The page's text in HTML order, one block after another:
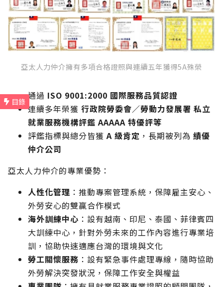
亞太人力仲介擁有多項合格證照與連續五年獲得5A殊榮
通過 ISO 9001:2000 國際服務品質認證
連續多年榮獲 行政院勞委會／勞動力發展署 私立
就業服務機構評鑑 AAAAA 特優評等
評鑑指標與總分皆獲 A 級肯定 ，長期被列為 績優
仲介公司
亞太人力仲介的專業優勢：
人性化管理 ：推動專案管理系統，保障雇主安心、
外勞安心的雙贏合作模式
海外訓練中心 ：設有越南、印尼、泰國、菲律賓四
大訓練中心，針對外勞未來的工作內容進行專業培
訓，協助快速適應台灣的環境與文化
勞工關懷服務 ：設有緊急事件處理專線，隨時協助
外勞解決突發狀況，保障工作安全與權益